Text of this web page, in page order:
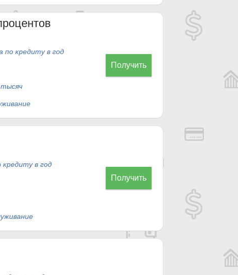
по кредиту в год
тысяч
Получить
кредиту в год
Получить